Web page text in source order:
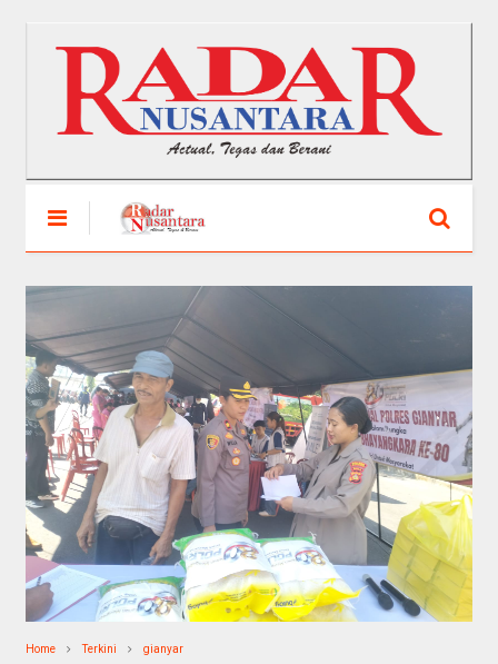
Home Terkini gianyar